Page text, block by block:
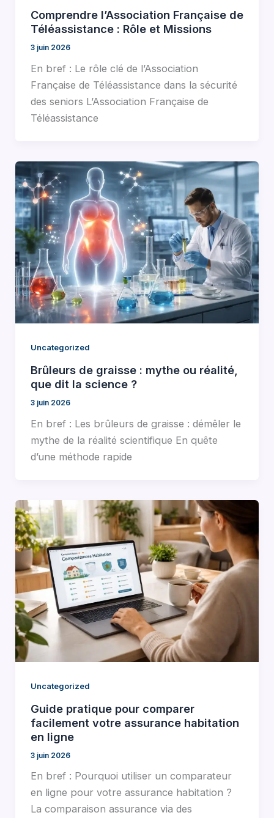
Comprendre l’Association Française de
Téléassistance : Rôle et Missions
3 juin 2026
En bref : Le rôle clé de l’Association
Française de Téléassistance dans la sécurité
des seniors L’Association Française de
Téléassistance
Uncategorized
Brûleurs de graisse : mythe ou réalité,
que dit la science ?
3 juin 2026
En bref : Les brûleurs de graisse : démêler le
mythe de la réalité scientifique En quête
d’une méthode rapide
Uncategorized
Guide pratique pour comparer
facilement votre assurance habitation
en ligne
3 juin 2026
En bref : Pourquoi utiliser un comparateur
en ligne pour votre assurance habitation ?
La comparaison assurance via des